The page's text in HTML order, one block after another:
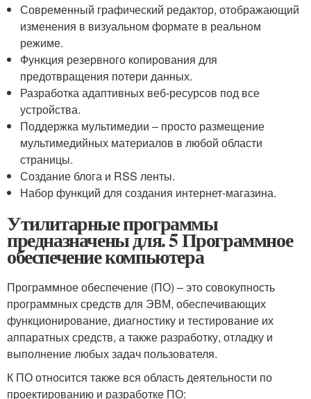
Современный графический редактор, отображающий
изменения в визуальном формате в реальном
режиме.
Функция резервного копирования для
предотвращения потери данных.
Разработка адаптивных веб-ресурсов под все
устройства.
Поддержка мультимедии – просто размещение
мультимедийных материалов в любой области
страницы.
Создание блога и RSS ленты.
Набор функций для создания интернет-магазина.
Утилитарные программы
предназначены для. 5 Программное
обеспечение компьютера
Программное обеспечение (ПО) – это совокупность
программных средств для ЭВМ, обеспечивающих
функционирование, диагностику и тестирование их
аппаратных средств, а также разработку, отладку и
выполнение любых задач пользователя.
К ПО относится также вся область деятельности по
проектированию и разработке ПО: